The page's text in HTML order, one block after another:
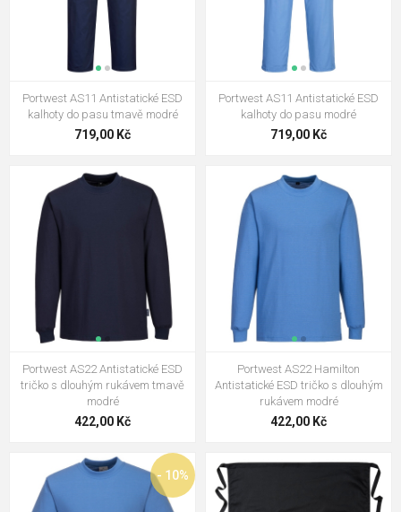
Portwest AS11 Antistatické ESD
kalhoty do pasu tmavě modré
719,00 Kč
Portwest AS11 Antistatické ESD
kalhoty do pasu modré
719,00 Kč
Portwest AS22 Antistatické ESD
tričko s dlouhým rukávem tmavě
modré
422,00 Kč
Portwest AS22 Hamilton
Antistatické ESD tričko s dlouhým
rukávem modré
422,00 Kč
- 10%